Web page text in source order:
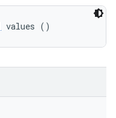
values ()